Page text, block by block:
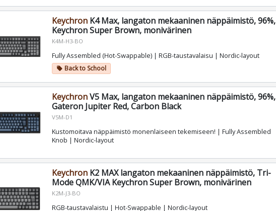
KeychronK4 Max, langaton mekaaninen näppäimistö, 96%,
Keychron Super Brown, monivärinen
K4M-H3-BO
Fully Assembled (Hot-Swappable) | RGB-taustavalaisu | Nordic-layout
local_offer Back to School
KeychronV5 Max, langaton mekaaninen näppäimistö, 96%,
Gateron Jupiter Red, Carbon Black
V5M-D1
Kustomoitava näppäimistö monenlaiseen tekemiseen! | Fully Assembled
Knob | Nordic-layout
KeychronK2 MAX langaton mekaaninen näppäimistö, Tri-
Mode QMK/VIA Keychron Super Brown, monivärinen
K2M-J3-BO
RGB-taustavalaistu | Hot-Swappable | Nordic-layout